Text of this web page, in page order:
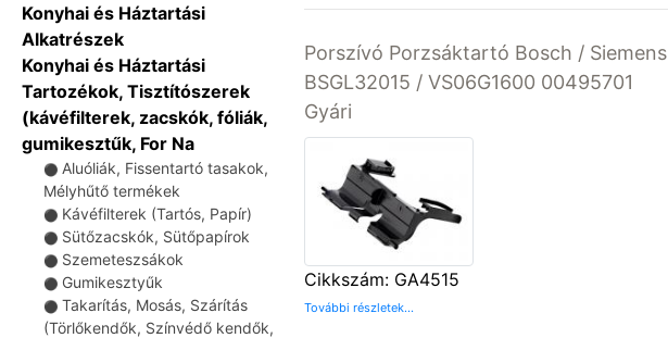
Konyhai és Háztartási
Alkatrészek
Konyhai és Háztartási
Tartozékok, Tisztítószerek
(kávéfilterek, zacskók, fóliák,
gumikesztűk, For Na
⚫ Aluóliák, Fissentartó tasakok,
Mélyhűtő termékek
⚫ Kávéfilterek (Tartós, Papír)
⚫ Sütőzacskók, Sütőpapírok
⚫ Szemeteszsákok
⚫ Gumikesztyűk
⚫ Takarítás, Mosás, Szárítás
(Törlőkendők, Színvédő kendők,
Porszívó Porzsáktartó Bosch / Siemens
BSGL32015 / VS06G1600 00495701
Gyári
Cikkszám: GA4515
További részletek...